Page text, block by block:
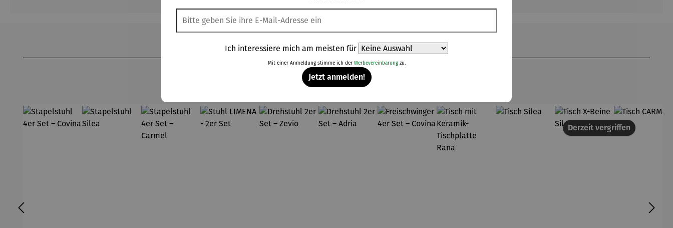
Weitere Produkte
Derzeit vergriffen
Ich interessiere mich am meisten für
Mit einer Anmeldung stimme ich der Werbevereinbarungzu.
Jetzt anmelden!